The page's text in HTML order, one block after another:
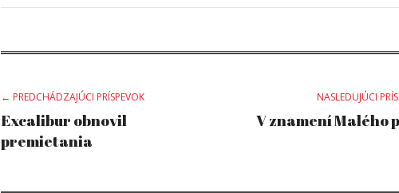
Post
navigation
← PREDCHÁDZAJÚCI PRÍSPEVOK
Excalibur obnovil
premietania
NASLEDUJÚCI
V znamení Malého